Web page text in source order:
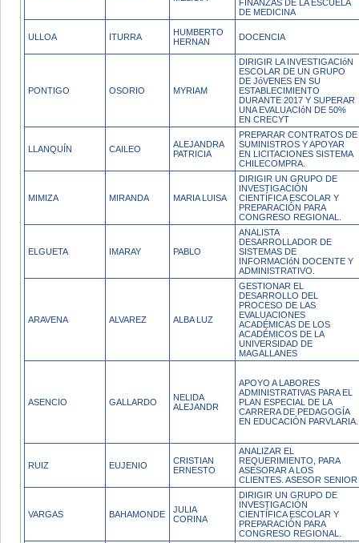
FINANZAS DE LA ESCUELA
DE MEDICINA
ULLOA ITURRA
HUMBERTO
HERNAN
DOCENCIA
PONTIGO OSORIO MYRIAM
DIRIGIR LA INVESTIGACIóN
ESCOLAR DE UN GRUPO
DE JóVENES EN SU
ESTABLECIMIENTO
DURANTE 2017 Y SUPERAR
UNA EVALUACIóN DE 50%
EN CRECYT
LLANQUÍN CAILEO
ALEJANDRA
PATRICIA
PREPARAR CONTRATOS DE
SUMINISTROS Y APOYAR
EN LICITACIONES SISTEMA
CHILECOMPRA.
MIMIZA MIRANDA MARIA LUISA
DIRIGIR UN GRUPO DE
INVESTIGACIÓN
CIENTÍFICA ESCOLAR Y
PREPARACIÓN PARA
CONGRESO REGIONAL.
ELGUETA IMARAY PABLO
ANALISTA
DESARROLLADOR DE
SISTEMAS DE
INFORMACIóN DOCENTE Y
ADMINISTRATIVO.
ARAVENA ALVAREZ ALBA LUZ
GESTIONAR EL
DESARROLLO DEL
PROCESO DE LAS
EVALUACIONES
ACADÉMICAS DE LOS
ACADÉMICOS DE LA
UNIVERSIDAD DE
MAGALLANES
ASENCIO GALLARDO
NELIDA
ALEJANDR
APOYO A LABORES
ADMINISTRATIVAS PARA EL
PLAN ESPECIAL DE LA
CARRERA DE PEDAGOGÍA
EN EDUCACIÓN PARVLARIA.
RUIZ EUJENIO
CRISTIAN
ERNESTO
ANALIZAR EL
REQUERIMIENTO, PARA
ASESORAR A LOS
CLIENTES. ASESOR SENIOR
VARGAS BAHAMONDE
JULIA
CORINA
DIRIGIR UN GRUPO DE
INVESTIGACIÓN
CIENTÍFICA ESCOLAR Y
PREPARACIÓN PARA
CONGRESO REGIONAL.